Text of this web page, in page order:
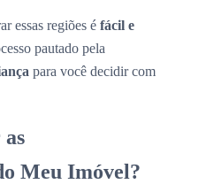
essas regiões é fácil e
pautado pela
para você decidir com
Meu Imóvel?